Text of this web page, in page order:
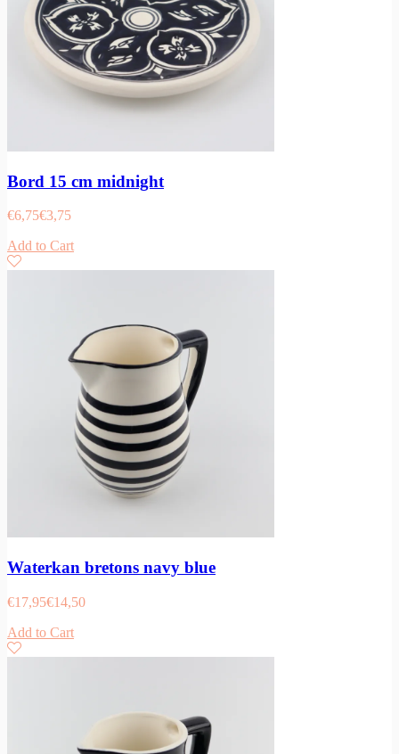
Bord 15 cm midnight
€6,75€3,75
Add to Cart
Waterkan bretons navy blue
€17,95€14,50
Add to Cart